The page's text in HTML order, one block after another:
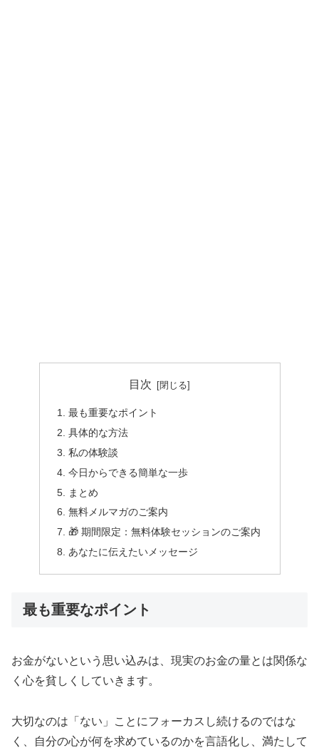
目次
最も重要なポイント
具体的な方法
私の体験談
今日からできる簡単な一歩
まとめ
無料メルマガのご案内
🎁 期間限定：無料体験セッションのご案内
あなたに伝えたいメッセージ
最も重要なポイント
お金がないという思い込みは、現実のお金の量とは関係な
く心を貧しくしていきます。
大切なのは「ない」ことにフォーカスし続けるのではな
く、自分の心が何を求めているのかを言語化し、満たして